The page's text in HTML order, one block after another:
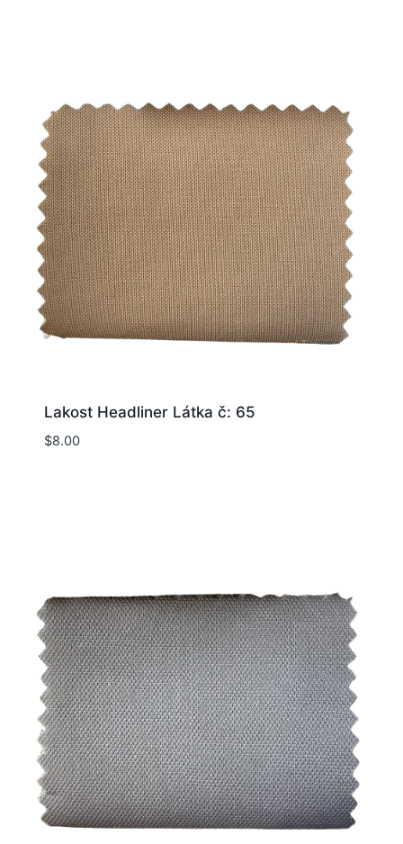
Lakost Headliner Látka č: 65
$8.00